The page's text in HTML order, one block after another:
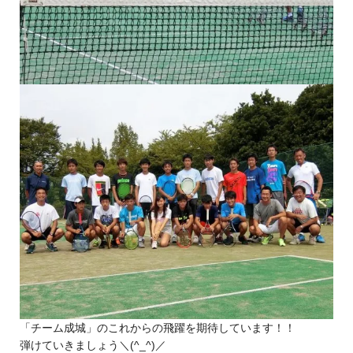
「チーム成城」のこれからの飛躍を期待しています！！
弾けていきましょう＼(^_^)／